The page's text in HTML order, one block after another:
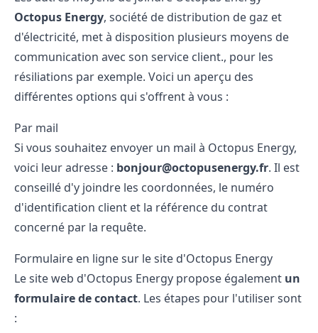
Octopus Energy, société de distribution de gaz et
d'électricité, met à disposition plusieurs moyens de
communication avec son service client., pour les
résiliations par exemple. Voici un aperçu des
différentes options qui s'offrent à vous :
Par mail
Si vous souhaitez envoyer un mail à Octopus Energy,
voici leur adresse : bonjour@octopusenergy.fr. Il est
conseillé d'y joindre les coordonnées, le numéro
d'identification client et la référence du contrat
concerné par la requête.
Formulaire en ligne sur le site d'Octopus Energy
Le site web d'Octopus Energy propose également un
formulaire de contact. Les étapes pour l'utiliser sont
: